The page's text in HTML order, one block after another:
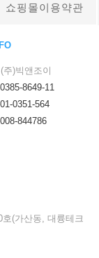
쇼핑몰이용약관
주)빅앤조이
8649-11
0351-564
844786
(가산동, 대륭테크